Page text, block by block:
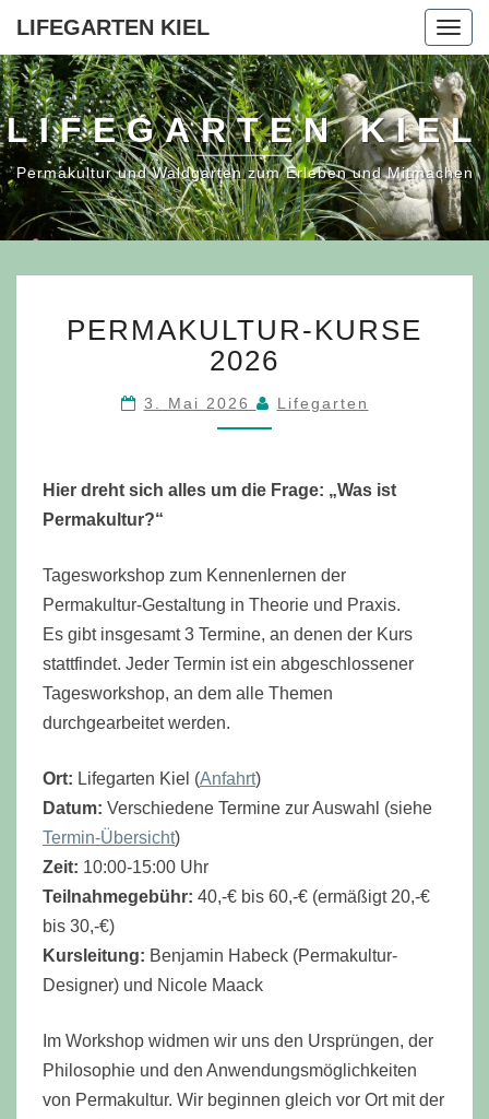
LIFEGARTEN KIEL
LIFEGARTEN KIEL
Permakultur und Waldgarten zum Erleben und Mitmachen
KURSE
2026
PERMAKULTUR-KURSE
2026
3. Mai 2026 Lifegarten
Hier dreht sich alles um die Frage: „Was ist
Permakultur?“
Tagesworkshop zum Kennenlernen der
Permakultur-Gestaltung in Theorie und Praxis.
Es gibt insgesamt 3 Termine, an denen der Kurs
stattfindet. Jeder Termin ist ein abgeschlossener
Tagesworkshop, an dem alle Themen
durchgearbeitet werden.
Ort: Lifegarten Kiel (Anfahrt)
Datum: Verschiedene Termine zur Auswahl (siehe
Termin-Übersicht)
Zeit: 10:00-15:00 Uhr
Teilnahmegebühr: 40,-€ bis 60,-€ (ermäßigt 20,-€
bis 30,-€)
Kursleitung: Benjamin Habeck (Permakultur-
Designer) und Nicole Maack
Im Workshop widmen wir uns den Ursprüngen, der
Philosophie und den Anwendungsmöglichkeiten
von Permakultur. Wir beginnen gleich vor Ort mit der